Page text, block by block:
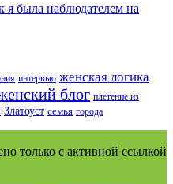
я была наблюдателем на
интервью женская логика
блог плетение из
Златоуст семья города
только с активной ссылкой